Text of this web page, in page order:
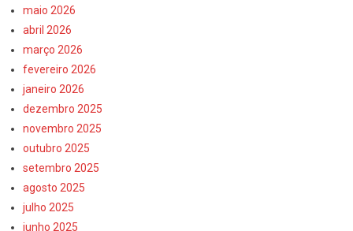
maio 2026
abril 2026
março 2026
fevereiro 2026
janeiro 2026
dezembro 2025
novembro 2025
outubro 2025
setembro 2025
agosto 2025
julho 2025
junho 2025